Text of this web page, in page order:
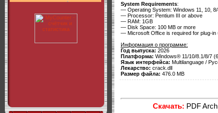
System Requirements:
— Operating System: Windows 11, 10,
— Processor: Pentium III or above
— RAM: 1GB
— Disk Space: 100 MB or more
— Microsoft Office is required for plug-in
Информация о программе:
Год выпуска: 2026
Платформа: Windows® 11/10/8.1/8/7
Язык интерфейса: Multilanguage /
Лекарство: crack.dll
Размер файла: 476.0 MB
Скачать: PDF